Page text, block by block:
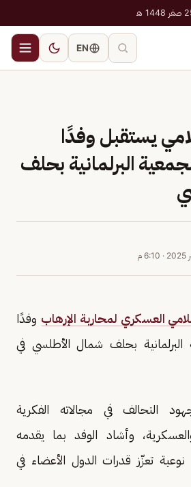
EN
يستقبل وفدًا
البرلمانية بحلف
· 6:10 م
العسكري لمحاربة الإرهاب وفدًا
البرلمانية بحلف شمال الأطلسي في
التحالف في مجالاته الفكرية
والعسكرية، وأشاد الوفد بما يقدمه
تعزّز قدرات الدول الأعضاء في